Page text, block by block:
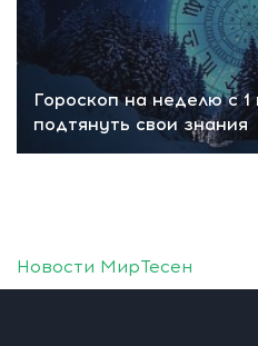
Гороскоп на неделю с
подтянуть свои знания
Новости МирТесен